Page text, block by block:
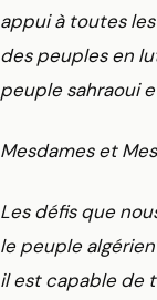
appui à toutes
des peuples en
peuple sahraoui
Mesdames et
Les défis que
le peuple
il est capable de